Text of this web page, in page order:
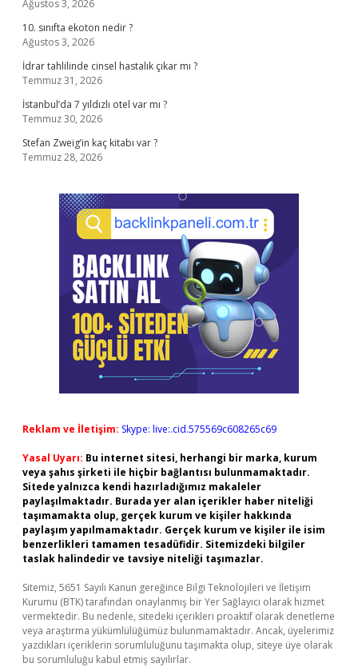
Ağustos 3, 2026
10. sınıfta ekoton nedir ?
Ağustos 3, 2026
İdrar tahlilinde cinsel hastalık çıkar mı ?
Temmuz 31, 2026
İstanbul’da 7 yıldızlı otel var mı ?
Temmuz 30, 2026
Stefan Zweig’in kaç kitabı var ?
Temmuz 28, 2026
Reklam ve İletişim: Skype: live:.cid.575569c608265c69
Yasal Uyarı: Bu internet sitesi, herhangi bir marka, kurum
veya şahıs şirketi ile hiçbir bağlantısı bulunmamaktadır.
Sitede yalnızca kendi hazırladığımız makaleler
paylaşılmaktadır. Burada yer alan içerikler haber niteliği
taşımamakta olup, gerçek kurum ve kişiler hakkında
paylaşım yapılmamaktadır. Gerçek kurum ve kişiler ile isim
benzerlikleri tamamen tesadüfidir. Sitemizdeki bilgiler
taslak halindedir ve tavsiye niteliği taşımazlar.
Sitemiz, 5651 Sayılı Kanun gereğince Bilgi Teknolojileri ve İletişim
Kurumu (BTK) tarafından onaylanmış bir Yer Sağlayıcı olarak hizmet
vermektedir. Bu nedenle, sitedeki içerikleri proaktif olarak denetleme
veya araştırma yükümlülüğümüz bulunmamaktadır. Ancak, üyelerimiz
yazdıkları içeriklerin sorumluluğunu taşımakta olup, siteye üye olarak
bu sorumluluğu kabul etmiş sayılırlar.